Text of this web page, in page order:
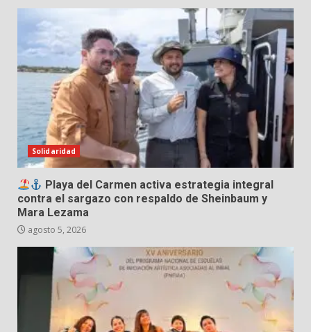
Solidaridad
Playa del Carmen activa estrategia integral
contra el sargazo con respaldo de Sheinbaum y
Mara Lezama
agosto 5, 2026